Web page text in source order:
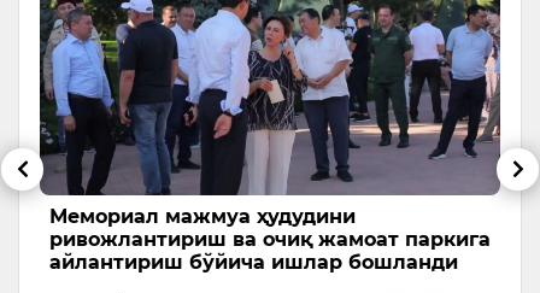
Мемориал мажмуа ҳудудини
ривожлантириш ва очиқ жамоат паркига
айлантириш бўйича ишлар бошланди